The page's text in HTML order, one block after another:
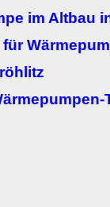
im Altbau